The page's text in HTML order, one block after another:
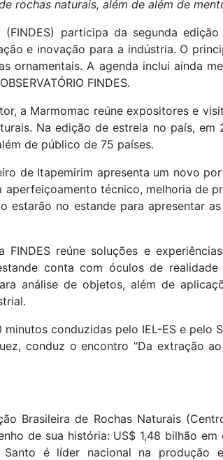
rochas naturais, além de além de
participa da segunda
e inovação para a indústria. O
ornamentais. A agenda inclui ainda
FINDES.
a Marmomac reúne expositores e
Na edição de estreia no país,
de público de 75 países.
de Itapemirim apresenta um novo
técnico, melhoria de
estarão no estande para apresentar
reúne soluções e
conta com óculos de
análise de objetos, além de
conduzidas pelo IEL-ES e pelo
conduz o encontro “Da extração
Brasileira de Rochas Naturais
de sua história: US$ 1,48 bilhão
é líder nacional na produção